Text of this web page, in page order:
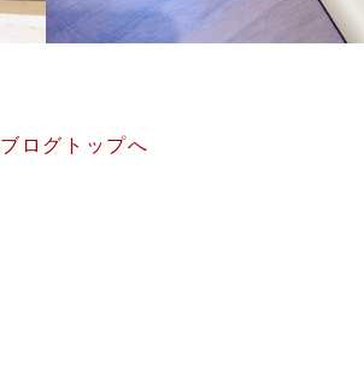
ブログトップへ